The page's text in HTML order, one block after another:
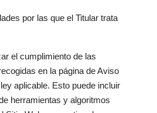
por las que el Titular trata
el cumplimiento de las
en la página de Aviso
aplicable. Esto puede incluir
herramientas y algoritmos